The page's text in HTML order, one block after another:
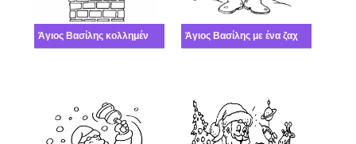
Άγιος Βασίλης κολλημένος στην καμινάδα Άγιος Βασίλης με ένα ζαχαροκάλαμο